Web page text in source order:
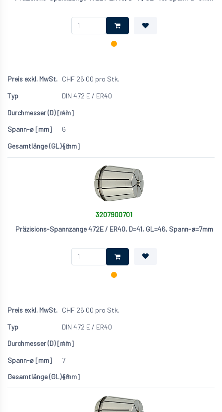
CHF 26.00 pro Stk.
DIN 472 E / ER40
41
6
46
3207900701
Präzisions-Spannzange 472E / ER40, D=41, GL=46, Spann-ø=7mm
CHF 26.00 pro Stk.
DIN 472 E / ER40
41
7
46